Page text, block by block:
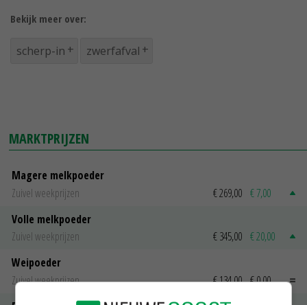
Bekijk meer over:
scherp-in zwerfafval
MARKTPRIJZEN
Magere melkpoeder
Zuivel weekprijzen
€ 269,00 € 7,00
Volle melkpoeder
Zuivel weekprijzen
€ 345,00 € 20,00
Weipoeder
Zuivel weekprijzen
€ 134,00 € 0,00